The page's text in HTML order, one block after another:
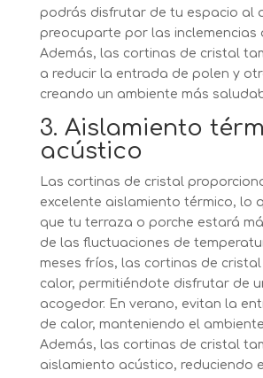
podrás disfrutar de tu espacio al
preocuparte por las inclemencias
Además, las cortinas de cristal
a reducir la entrada de polen y
creando un ambiente más
3. Aislamiento
acústico
Las cortinas de cristal
excelente aislamiento térmico, lo
que tu terraza o porche estará
de las fluctuaciones de
meses fríos, las cortinas de
calor, permitiéndote disfrutar de
acogedor. En verano, evitan la
de calor, manteniendo el
Además, las cortinas de cristal
aislamiento acústico, reduciendo